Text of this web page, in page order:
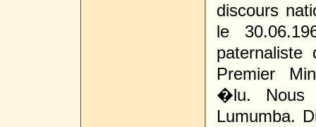
discours
le
Premier
�lu. Nous
Lumumba.